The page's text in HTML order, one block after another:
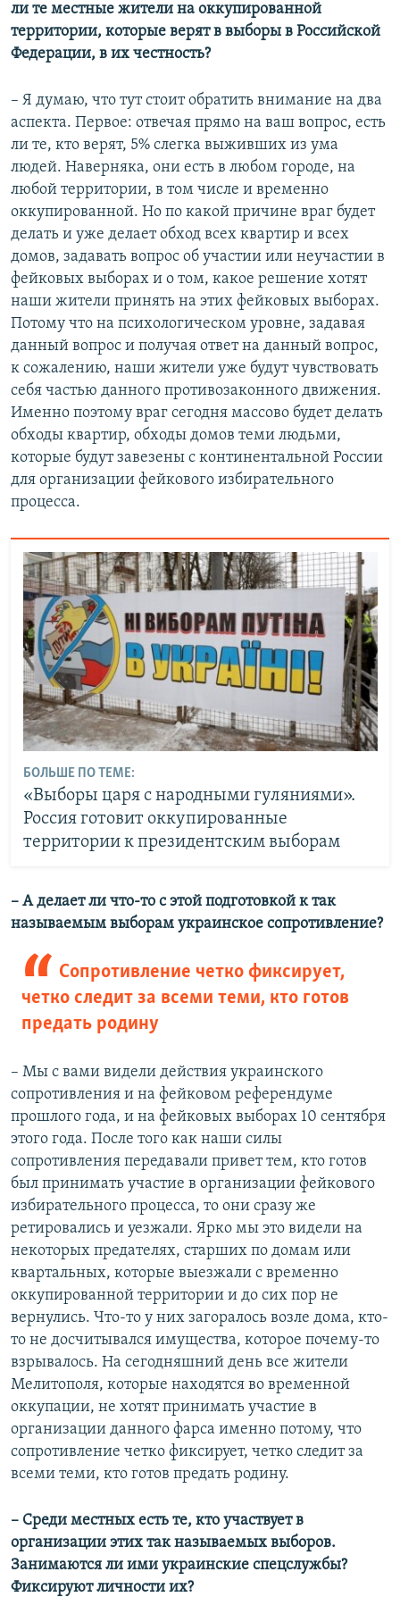
ли те местные жители на оккупированной
территории, которые верят в выборы в Российской
Федерации, в их честность?
– Я думаю, что тут стоит обратить внимание на два
аспекта. Первое: отвечая прямо на ваш вопрос, есть
ли те, кто верят, 5% слегка выживших из ума
людей. Наверняка, они есть в любом городе, на
любой территории, в том числе и временно
оккупированной. Но по какой причине враг будет
делать и уже делает обход всех квартир и всех
домов, задавать вопрос об участии или неучастии в
фейковых выборах и о том, какое решение хотят
наши жители принять на этих фейковых выборах.
Потому что на психологическом уровне, задавая
данный вопрос и получая ответ на данный вопрос,
к сожалению, наши жители уже будут чувствовать
себя частью данного противозаконного движения.
Именно поэтому враг сегодня массово будет делать
обходы квартир, обходы домов теми людьми,
которые будут завезены с континентальной России
для организации фейкового избирательного
процесса.
БОЛЬШЕ ПО ТЕМЕ:
«Выборы царя с народными гуляниями».
Россия готовит оккупированные
территории к президентским выборам
– А делает ли что-то с этой подготовкой к так
называемым выборам украинское сопротивление?
Сопротивление четко фиксирует,
четко следит за всеми теми, кто готов
предать родину
– Мы с вами видели действия украинского
сопротивления и на фейковом референдуме
прошлого года, и на фейковых выборах 10 сентября
этого года. После того как наши силы
сопротивления передавали привет тем, кто готов
был принимать участие в организации фейкового
избирательного процесса, то они сразу же
ретировались и уезжали. Ярко мы это видели на
некоторых предателях, старших по домам или
квартальных, которые выезжали с временно
оккупированной территории и до сих пор не
вернулись. Что-то у них загоралось возле дома, кто-
то не досчитывался имущества, которое почему-то
взрывалось. На сегодняшний день все жители
Мелитополя, которые находятся во временной
оккупации, не хотят принимать участие в
организации данного фарса именно потому, что
сопротивление четко фиксирует, четко следит за
всеми теми, кто готов предать родину.
– Среди местных есть те, кто участвует в
организации этих так называемых выборов.
Занимаются ли ими украинские спецслужбы?
Фиксируют личности их?